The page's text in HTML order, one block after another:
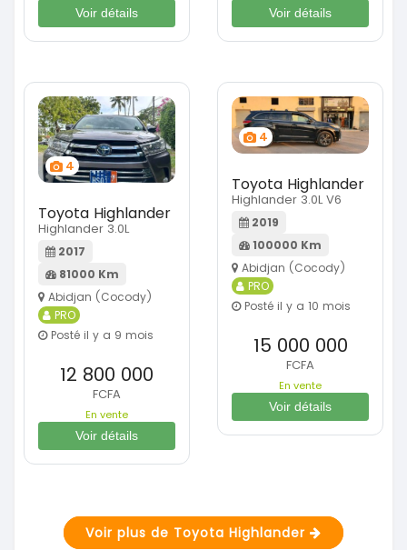
Voir détails
Voir détails
4
Toyota Highlander
Highlander 3.0L
2017
81000 Km
Abidjan (Cocody)
PRO
Posté il y a 9 mois
12 800 000
FCFA
En vente
Voir détails
4
Toyota Highlander
Highlander 3.0L V6
2019
100000 Km
Abidjan (Cocody)
PRO
Posté il y a 10 mois
15 000 000
FCFA
En vente
Voir détails
Voir plus de Toyota Highlander